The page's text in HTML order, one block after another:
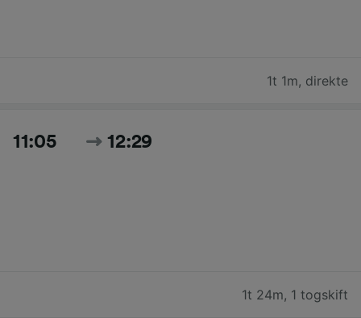
1t 1m, direkte
11:05 12:29
1t 24m, 1 togskift